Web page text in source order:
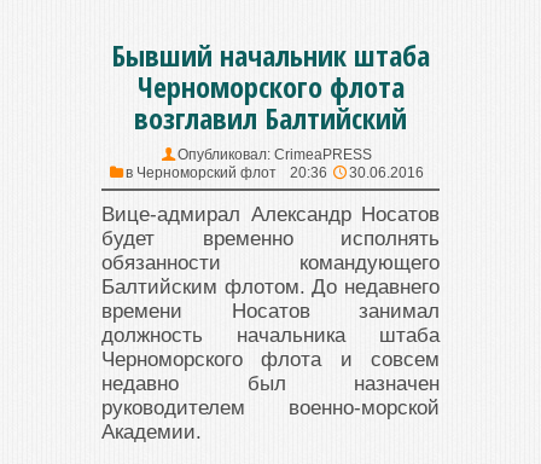
Бывший начальник штаба
Черноморского флота
возглавил Балтийский
Опубликовал: CrimeaPRESS
в Черноморский флот 20:36 30.06.2016
Вице-адмирал Александр Носатов
будет временно исполнять
обязанности командующего
Балтийским флотом. До недавнего
времени Носатов занимал
должность начальника штаба
Черноморского флота и совсем
недавно был назначен
руководителем военно-морской
Академии.